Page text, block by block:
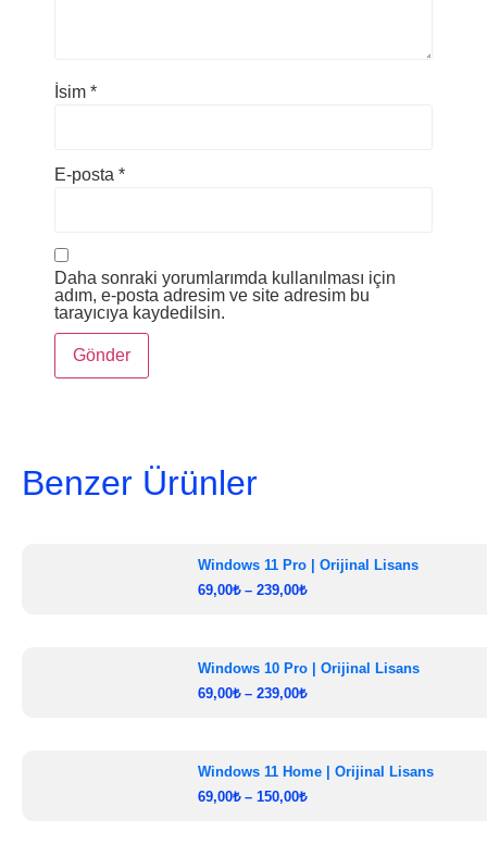
İsim *
E-posta *
Daha sonraki yorumlarımda kullanılması için
adım, e-posta adresim ve site adresim bu
tarayıcıya kaydedilsin.
Benzer Ürünler
Windows 11 Pro | Orijinal Lisans
69,00₺ –239,00₺
Windows 10 Pro | Orijinal Lisans
69,00₺ –239,00₺
Windows 11 Home | Orijinal Lisans
69,00₺ –150,00₺